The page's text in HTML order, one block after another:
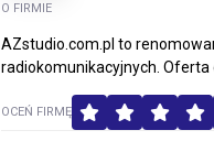
O FIRMIE
AZstudio.com.pl to
radiokomunikacyjnych. Oferta
OCEŃ FIRMĘ